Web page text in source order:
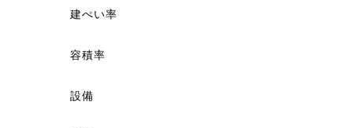
建ぺい率
容積率
設備